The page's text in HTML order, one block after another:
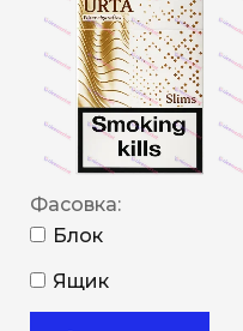
Фасовка:
Блок
Ящик